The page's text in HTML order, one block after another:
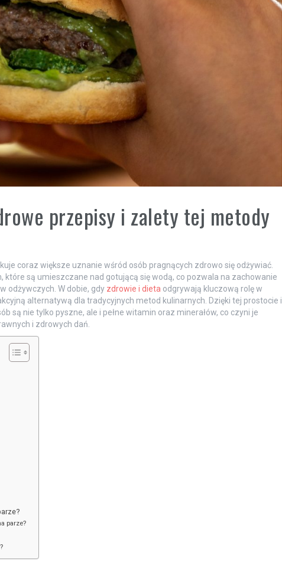
przepisy i zalety tej metody
coraz większe uznanie wśród osób pragnących zdrowo się odżywiać.
które są umieszczane nad gotującą się wodą, co pozwala na zachowanie
odżywczych. W dobie, gdy zdrowie i dieta odgrywają kluczową rolę w
alternatywą dla tradycyjnych metod kulinarnych. Dzięki tej prostocie i
są nie tylko pyszne, ale i pełne witamin oraz minerałów, co czyni je
i zdrowych dań.
parze?